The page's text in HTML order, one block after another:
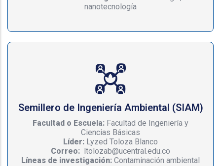
nanotecnología
Semillero de Ingeniería Ambiental (SIAM)
Facultad o Escuela: Facultad de Ingeniería y
Ciencias Básicas
Líder: Lyzed Toloza Blanco
Correo: ltolozab@ucentral.edu.co
Líneas de investigación: Contaminación ambiental